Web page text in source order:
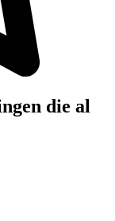
die al